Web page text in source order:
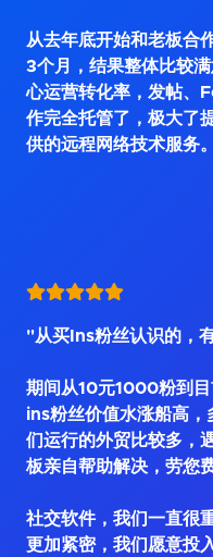
从去年底开始和老板合
3个月，结果整体比较
心运营转化率，发帖、
作完全托管了，极大了
供的远程网络技术服务
"从买Ins粉丝认识的，
期间从10元1000粉到
ins粉丝价值水涨船高，
们运行的外贸比较多，
板亲自帮助解决，劳您
社交软件，我们一直很
更加紧密，我们愿意投